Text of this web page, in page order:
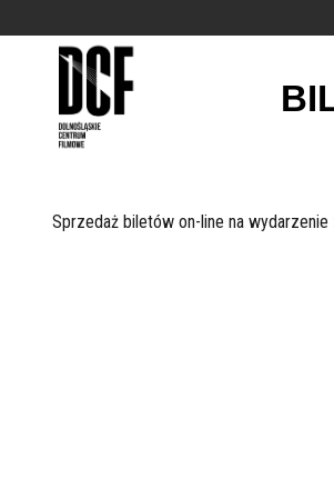
Sprzedaż biletów on-line na wydarzenie